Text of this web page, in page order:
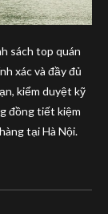
sách top quán
xác và đầy đủ
kiểm duyệt kỹ
đồng tiết kiệm
tại Hà Nội.